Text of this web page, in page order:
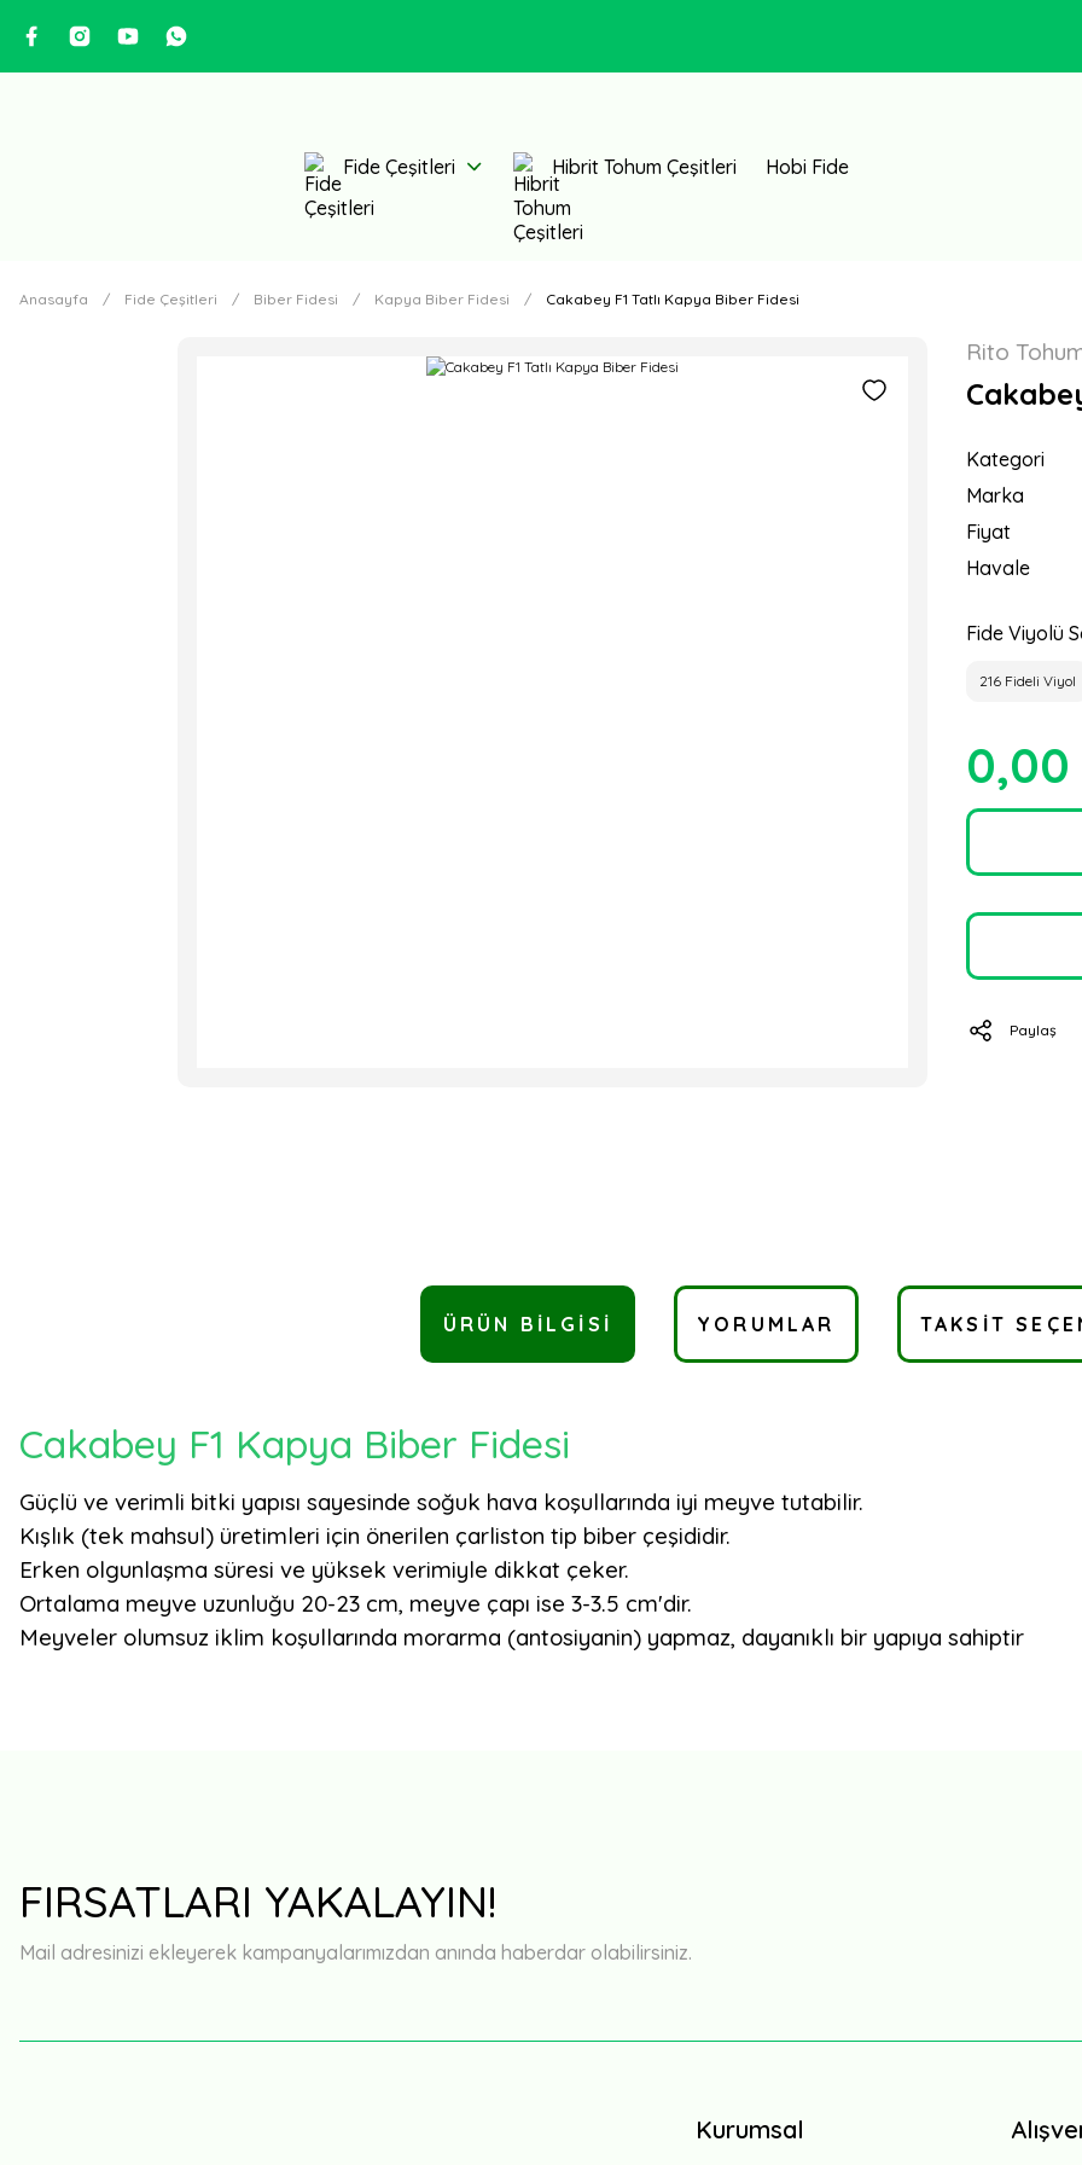
Fide Çeşitleri Hibrit Tohum Çeşitleri Hobi Fide
Anasayfa Fide Çeşitleri Biber Fidesi Kapya Biber Fidesi Cakabey F1 Tatlı Kapya Biber Fidesi
Rito
Kategori
Marka
Fiyat
Havale
Fide Viyolü
216 Fideli Viyol
0,00
Paylaş
ÜRÜN BILGISI YORUMLAR TAKSIT
Cakabey F1 Kapya Biber Fidesi
Güçlü ve verimli bitki yapısı sayesinde soğuk hava koşullarında iyi meyve tutabilir.
Kışlık (tek mahsul) üretimleri için önerilen çarliston tip biber çeşididir.
Erken olgunlaşma süresi ve yüksek verimiyle dikkat çeker.
Ortalama meyve uzunluğu 20-23 cm, meyve çapı ise 3-3.5 cm'dir.
Meyveler olumsuz iklim koşullarında morarma (antosiyanin) yapmaz, dayanıklı bir yapıya sahiptir
FIRSATLARI YAKALAYIN!
Mail adresinizi ekleyerek kampanyalarımızdan anında haberdar olabilirsiniz.
Kurumsal